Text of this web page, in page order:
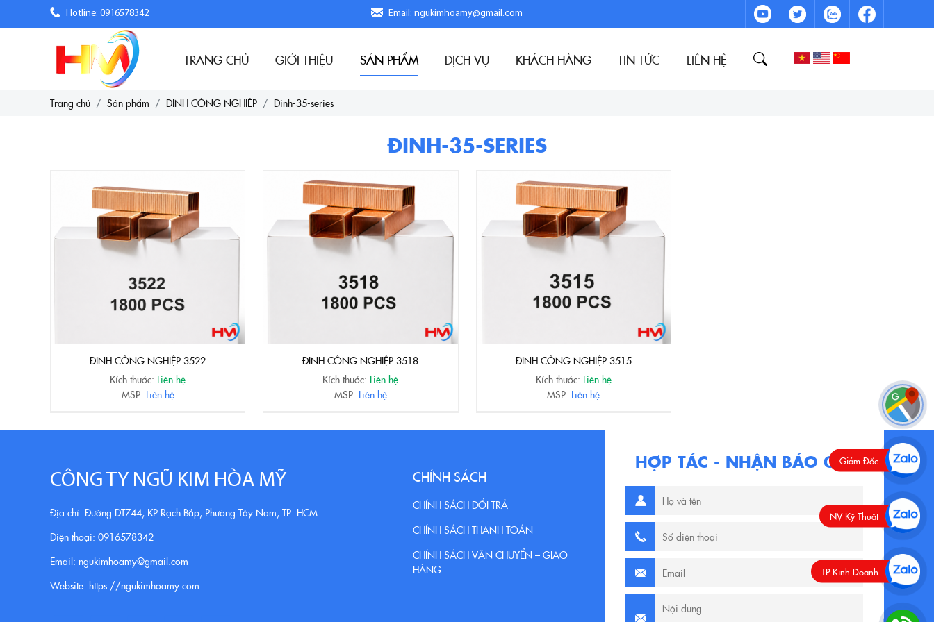
Hotline: 0916578342 Email: ngukimhoamy@gmail.com
TRANG CHỦ GIỚI THIỆU SẢN PHẨM DỊCH VỤ KHÁCH HÀNG TIN TỨC LIÊN HỆ
Trang chủ Sản phẩm ĐINH CÔNG NGHIỆP Đinh-35-series
ĐINH-35-SERIES
ĐINH CÔNG NGHIỆP 3522
Kích thước: Liên hệ
MSP: Liên hệ
ĐINH CÔNG NGHIỆP 3518
Kích thước: Liên hệ
MSP: Liên hệ
ĐINH CÔNG NGHIỆP 3515
Kích thước: Liên hệ
MSP: Liên hệ
CÔNG TY NGŨ KIM HÒA MỸ
Địa chỉ: Đường DT744, KP Rạch Bắp, Phường Tây Nam, TP. HCM
Điện thoại: 0916578342
Email: ngukimhoamy@gmail.com
Website: https://ngukimhoamy.com
CHÍNH SÁCH
CHÍNH SÁCH ĐỔI TRẢ
CHÍNH SÁCH THANH TOÁN
CHÍNH SÁCH VẬN CHUYỂN – GIAO
HÀNG
HỢP TÁC - NHẬN BÁO GIÁGiám Đốc
TP Kinh Doanh
NV Kỹ Thuật